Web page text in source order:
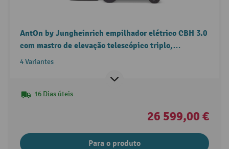
AntOn by Jungheinrich empilhador elétrico CBH 3.0
com mastro de elevação telescópico triplo,
capacidade de carga 3.000 kg e cabina de proteção
4 Variantes
16 Dias úteis
26 599,00 €
Para o produto